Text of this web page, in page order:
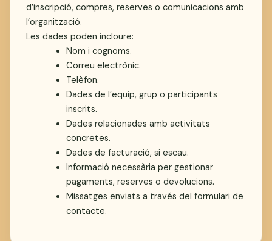
d’inscripció, compres, reserves o comunicacions amb
l’organització.
Les dades poden incloure:
Nom i cognoms.
Correu electrònic.
Telèfon.
Dades de l’equip, grup o participants
inscrits.
Dades relacionades amb activitats
concretes.
Dades de facturació, si escau.
Informació necessària per gestionar
pagaments, reserves o devolucions.
Missatges enviats a través del formulari de
contacte.